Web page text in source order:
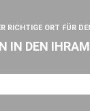
RICHTIGE ORT FÜR
IN DEN